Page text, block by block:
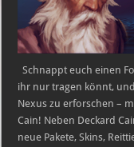
Schnappt euch einen
ihr nur tragen könnt,
Nexus zu erforschen –
Cain! Neben Deckard
neue Pakete, Skins,